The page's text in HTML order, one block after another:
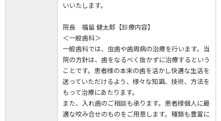
いいたします。
院長 福留 健太郎【診療内容】
＜一般歯科＞
一般歯科では、虫歯や歯周病の治療を行います。当
院の方針は、歯をなるべく抜かずに治療するという
ことです。患者様の本来の歯を活かし快適な生活を
送っていただけるよう、様々な知識、技術、方法を
もって治療にあたります。
また、入れ歯のご相談も承ります。患者様個人に最
適な咬み合せのものをご用意します。種類も豊富に